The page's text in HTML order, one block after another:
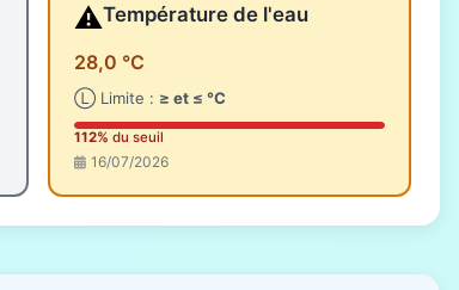
⚠️Température de l'eau
28,0 °C
Ⓛ Limite : ≥ et ≤ °C
112% du seuil
16/07/2026